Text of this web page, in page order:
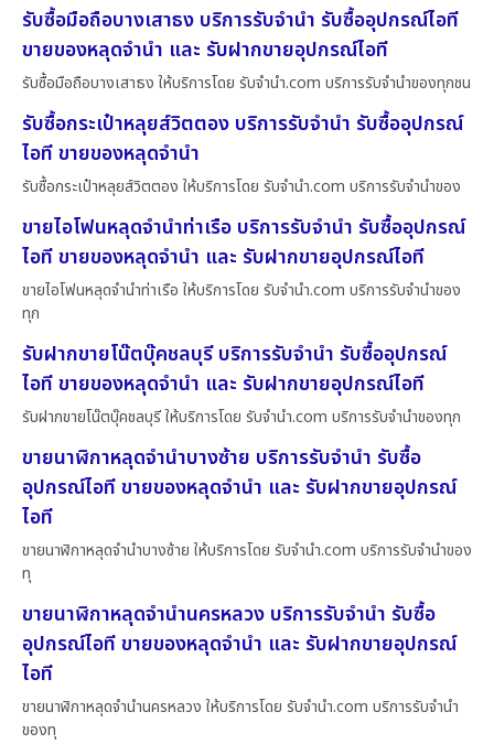
รับซื้อมือถือบางเสาธง บริการรับจำนำ รับซื้ออุปกรณ์ไอที
ขายของหลุดจำนำ และ รับฝากขายอุปกรณ์ไอที
รับซื้อมือถือบางเสาธง ให้บริการโดย รับจํานํา.com บริการรับจำนำของทุกชน
รับซื้อกระเป๋าหลุยส์วิตตอง บริการรับจำนำ รับซื้ออุปกรณ์
ไอที ขายของหลุดจำนำ
รับซื้อกระเป๋าหลุยส์วิตตอง ให้บริการโดย รับจํานํา.com บริการรับจำนำของ
ขายไอโฟนหลุดจำนำท่าเรือ บริการรับจำนำ รับซื้ออุปกรณ์
ไอที ขายของหลุดจำนำ และ รับฝากขายอุปกรณ์ไอที
ขายไอโฟนหลุดจำนำท่าเรือ ให้บริการโดย รับจํานํา.com บริการรับจำนำของ
ทุก
รับฝากขายโน๊ตบุ๊คชลบุรี บริการรับจำนำ รับซื้ออุปกรณ์
ไอที ขายของหลุดจำนำ และ รับฝากขายอุปกรณ์ไอที
รับฝากขายโน๊ตบุ๊คชลบุรี ให้บริการโดย รับจํานํา.com บริการรับจำนำของทุก
ขายนาฬิกาหลุดจำนำบางซ้าย บริการรับจำนำ รับซื้อ
อุปกรณ์ไอที ขายของหลุดจำนำ และ รับฝากขายอุปกรณ์
ไอที
ขายนาฬิกาหลุดจำนำบางซ้าย ให้บริการโดย รับจํานํา.com บริการรับจำนำของ
ทุ
ขายนาฬิกาหลุดจำนำนครหลวง บริการรับจำนำ รับซื้อ
อุปกรณ์ไอที ขายของหลุดจำนำ และ รับฝากขายอุปกรณ์
ไอที
ขายนาฬิกาหลุดจำนำนครหลวง ให้บริการโดย รับจํานํา.com บริการรับจำนำ
ของทุ